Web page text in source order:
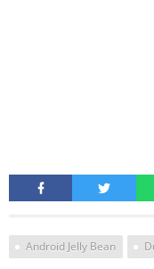
Android Jelly Bean